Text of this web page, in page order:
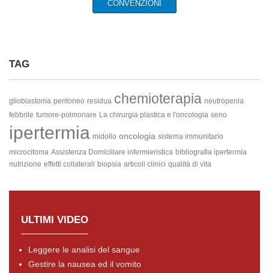
CONVENZIONI
TAG
glioblastoma peritoneo residua chemioterapia neutropenia
febbrile tumore-polmonare La chirurgia plastica e l'oncologia seno
ipertermia midollo oncologia sistema immunitario
microcitoma Assistenza Domiciliare infermieristica bibliografia ipertermia
nutrizione effetti collaterali biopsia articoli clinici qualità di vita
ULTIMI VIDEO
Leggere le analisi del sangue
Gestire la nausea ed il vomito